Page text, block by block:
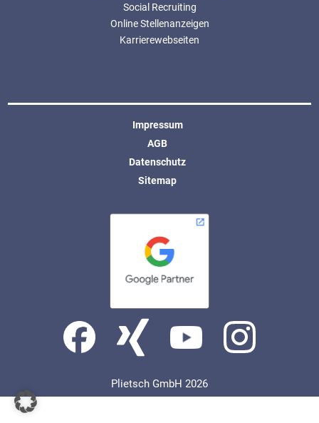
Social Recruiting
Online Stellenanzeigen
Karrierewebseiten
Impressum
AGB
Datenschutz
Sitemap
Plietsch GmbH 2026